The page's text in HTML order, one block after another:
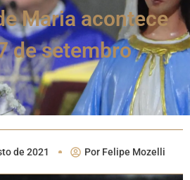
Maria acontece
de setembro
de 2021 Por Felipe Mozelli